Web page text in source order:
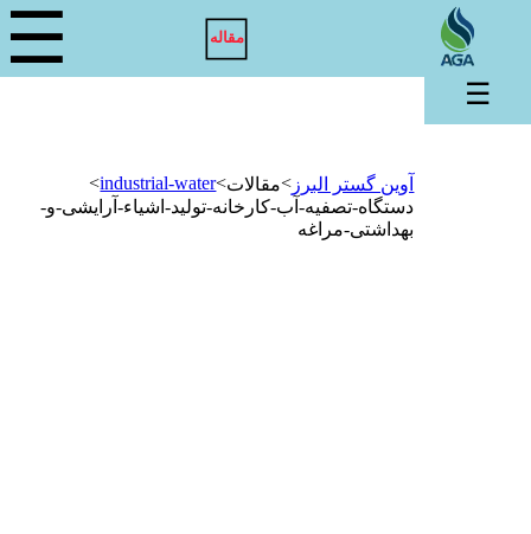
مقاله ☰
آوین گستر البرز >مقالات>
industrial-water
>
دستگاه-تصفیه-آب-کارخانه-تولید-اشیاء-آرایشی-و-
بهداشتی-مراغه
☰